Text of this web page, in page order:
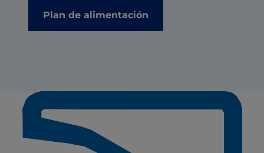
Plan de alimentación